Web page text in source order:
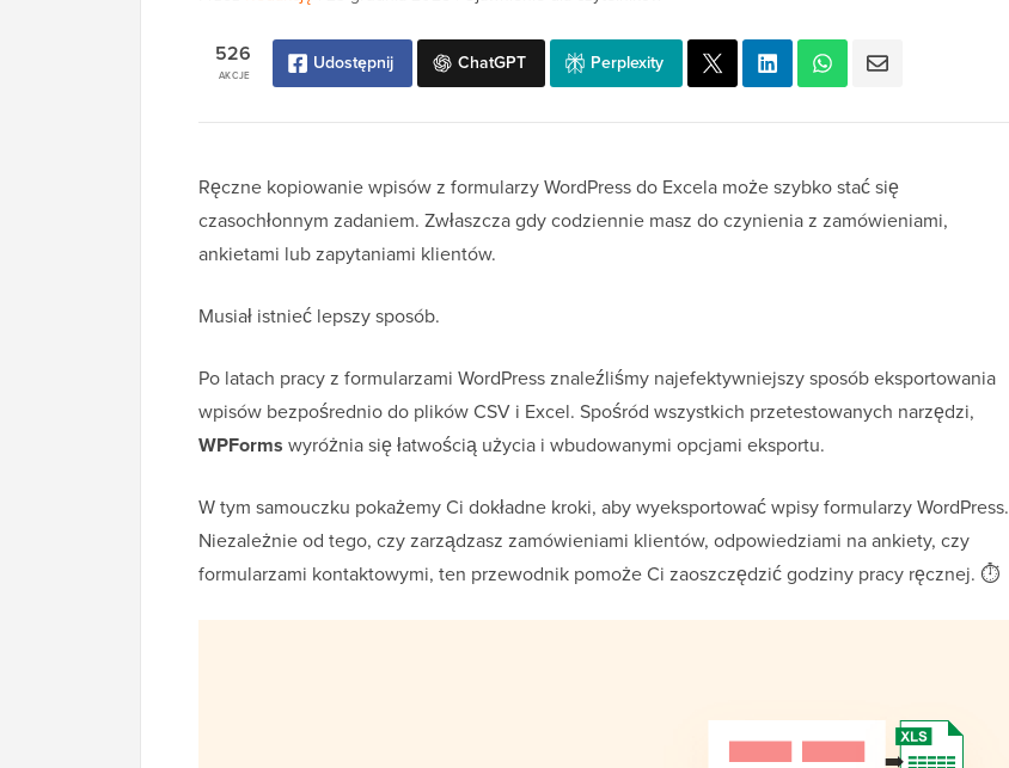
AKCJE
526 Udostępnij ChatGPT Perplexity
Ręczne kopiowanie wpisów z formularzy WordPress do Excela może szybko stać się
czasochłonnym zadaniem. Zwłaszcza gdy codziennie masz do czynienia z zamówieniami,
ankietami lub zapytaniami klientów.
Musiał istnieć lepszy sposób.
Po latach pracy z formularzami WordPress znaleźliśmy najefektywniejszy sposób eksportowania
wpisów bezpośrednio do plików CSV i Excel. Spośród wszystkich przetestowanych narzędzi,
WPForms wyróżnia się łatwością użycia i wbudowanymi opcjami eksportu.
W tym samouczku pokażemy Ci dokładne kroki, aby wyeksportować wpisy formularzy WordPress.
Niezależnie od tego, czy zarządzasz zamówieniami klientów, odpowiedziami na ankiety, czy
formularzami kontaktowymi, ten przewodnik pomoże Ci zaoszczędzić godziny pracy ręcznej. ⏱️